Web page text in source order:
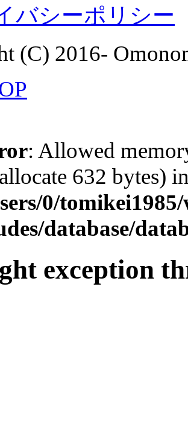
バシーポリシー
(C) 2016-
: Allowed
632 bytes)
0/
database/
exception